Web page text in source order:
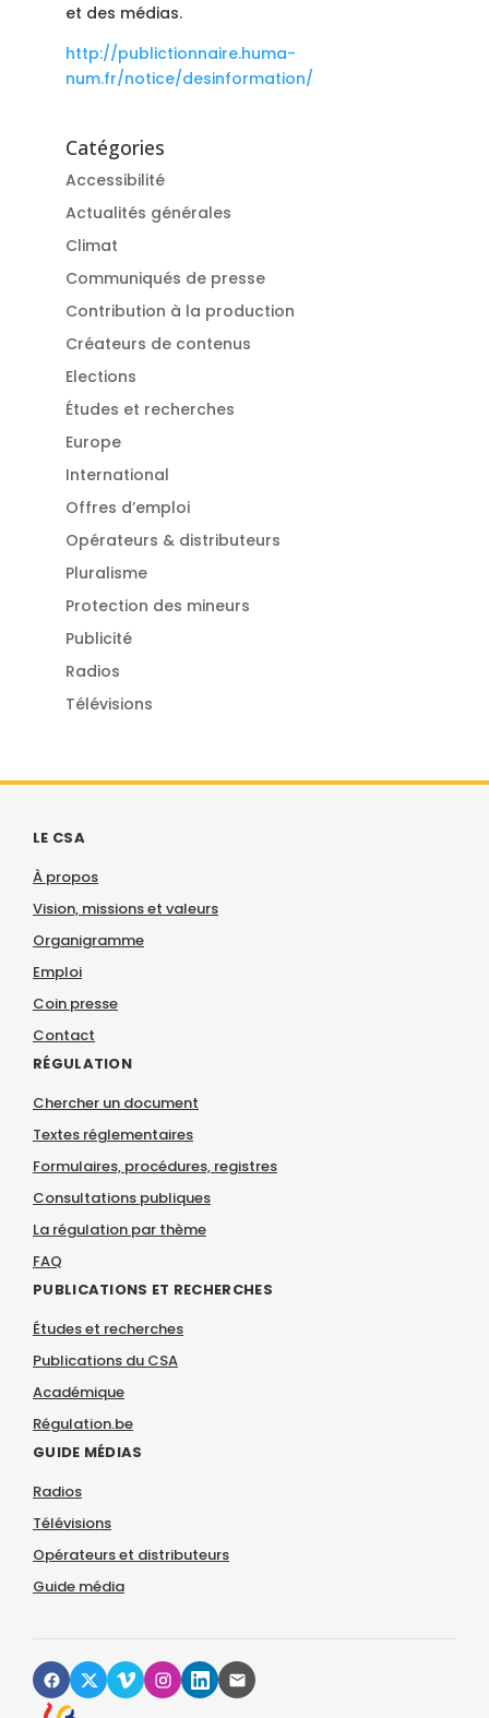
et des médias.
http://publictionnaire.huma-
num.fr/notice/desinformation/
Catégories
Accessibilité
Actualités générales
Climat
Communiqués de presse
Contribution à la production
Créateurs de contenus
Elections
Études et recherches
Europe
International
Offres d’emploi
Opérateurs & distributeurs
Pluralisme
Protection des mineurs
Publicité
Radios
Télévisions
LE CSA
À propos
Vision, missions et valeurs
Organigramme
Emploi
Coin presse
Contact
RÉGULATION
Chercher un document
Textes réglementaires
Formulaires, procédures, registres
Consultations publiques
La régulation par thème
FAQ
PUBLICATIONS ET RECHERCHES
Études et recherches
Publications du CSA
Académique
Régulation.be
GUIDE MÉDIAS
Radios
Télévisions
Opérateurs et distributeurs
Guide média